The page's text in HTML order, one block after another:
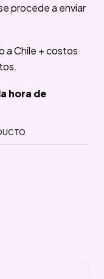
procede a enviar
a Chile + costos
hora de